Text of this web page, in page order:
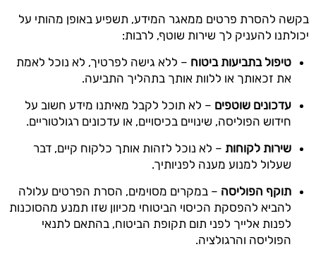
בקשה להסרת פרטים ממאגר המידע, תשפיע באופן מהותי על
יכולתנו להעניק לך שירות שוטף, לרבות:
טיפול בתביעות ביטוח – ללא גישה לפרטיך, לא נוכל לאמת
את זכאותך או ללוות אותך בתהליך התביעה.
עדכונים שוטפים – לא תוכל לקבל מאיתנו מידע חשוב על
חידוש הפוליסה, שינויים בכיסויים, או עדכונים רגולטוריים.
שירות לקוחות – לא נוכל לזהות אותך כלקוח קיים, דבר
שעלול למנוע מענה לפניותיך.
תוקף הפוליסה – במקרים מסוימים, הסרת הפרטים עלולה
להביא להפסקת הכיסוי הביטוחי מכיוון שזו תמנע מהסוכנות
לפנות אלייך לפני תום תקופת הביטוח, בהתאם לתנאי
הפוליסה והרגולציה.